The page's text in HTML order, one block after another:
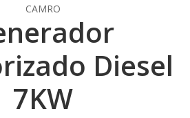
CAMRO
Diesel
7KW